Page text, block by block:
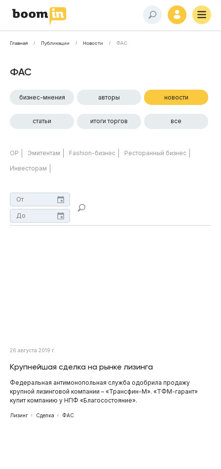
Главная Публикации Новости ФАС
ФАС
бизнес-мнения авторы новости
статьи итоги торгов все
ОР Эмитентам Fashion-бизнес Ресторанный бизнес
Инвесторам
26 августа 2019 г.
Крупнейшая сделка на рынке лизинга
Федеральная антимонопольная служба одобрила продажу
крупной лизинговой компании – «Трансфин-М». «ТФМ-гарант»
купит компанию у НПФ «Благосостояние».
Лизинг Сделка ФАС